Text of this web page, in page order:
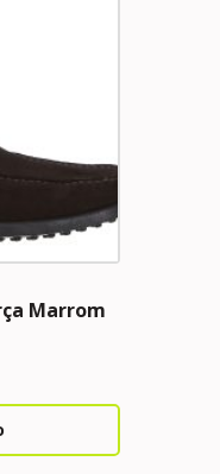
Marrom